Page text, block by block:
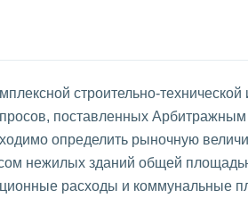
строительно-технической
поставленных
определить рыночную
нежилых зданий общей
расходы и коммунальные